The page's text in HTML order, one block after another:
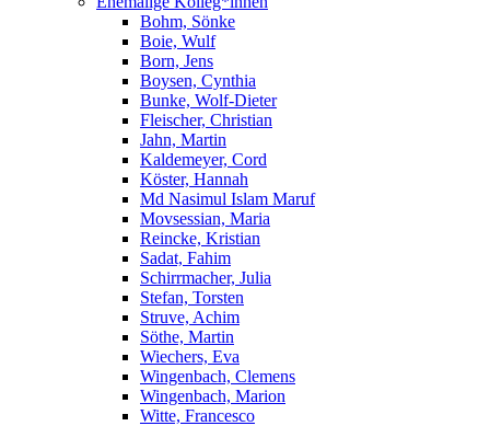
Bohm, Sönke
Boie, Wulf
Born, Jens
Boysen, Cynthia
Bunke, Wolf-Dieter
Fleischer, Christian
Jahn, Martin
Kaldemeyer, Cord
Köster, Hannah
Md Nasimul Islam Maruf
Movsessian, Maria
Reincke, Kristian
Sadat, Fahim
Schirrmacher, Julia
Stefan, Torsten
Struve, Achim
Söthe, Martin
Wiechers, Eva
Wingenbach, Clemens
Wingenbach, Marion
Witte, Francesco